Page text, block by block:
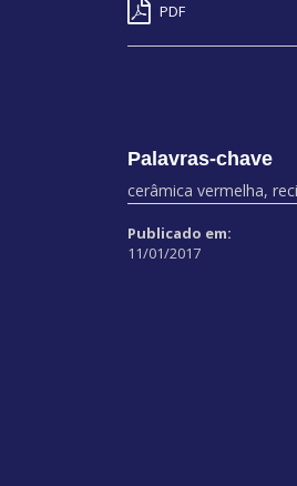
PDF
Palavras-chave
cerâmica vermelha,
Publicado em:
11/01/2017